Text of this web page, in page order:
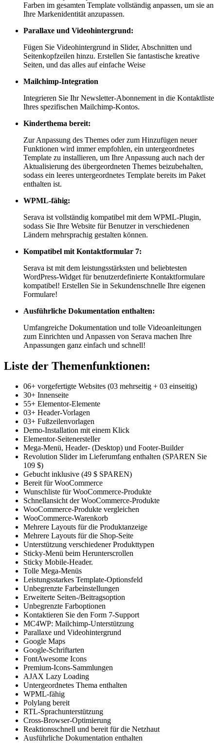
Farben im gesamten Template vollständig anpassen, um sie an
Ihre Markenidentität anzupassen.
Parallaxe und Videohintergrund:
Fügen Sie Videohintergrund in Slider, Abschnitten und
Seitenkopfzeilen hinzu. Erstellen Sie fantastische kreative
Seiten, und das alles auf einfache Weise
Mailchimp-Integration
Integrieren Sie Ihr Newsletter-Abonnement in die Kontaktliste
Ihres spezifischen Mailchimp-Kontos.
Kinderthema bereit:
Zur Anpassung des Themes oder zum Hinzufügen neuer
Funktionen wird immer empfohlen, ein untergeordnetes
Template zu installieren, um Ihre Anpassung auch nach der
Aktualisierung des übergeordneten Themes beizubehalten,
sodass ein leeres untergeordnetes Template bereits im Paket
enthalten ist.
WPML-fähig:
Serava ist vollständig kompatibel mit dem WPML-Plugin,
sodass Sie Ihre Website für Benutzer in verschiedenen
Ländern mehrsprachig gestalten können.
Kompatibel mit Kontaktformular 7:
Serava ist mit dem leistungsstärksten und beliebtesten
WordPress-Widget für benutzerdefinierte Kontaktformulare
kompatibel! Erstellen Sie in Sekundenschnelle Ihre eigenen
Formulare!
Ausführliche Dokumentation enthalten:
Umfangreiche Dokumentation und tolle Videoanleitungen
zum Einrichten und Anpassen von Serava machen Ihre
Anpassungen ganz einfach und schnell!
Liste der Themenfunktionen:
06+ vorgefertigte Websites (03 mehrseitig + 03 einseitig)
30+ Innenseite
55+ Elementor-Elemente
03+ Header-Vorlagen
03+ Fußzeilenvorlagen
Demo-Installation mit einem Klick
Elementor-Seitenersteller
Mega-Menü, Header- (Desktop) und Footer-Builder
Revolution Slider im Lieferumfang enthalten (SPAREN Sie
109 $)
Gebucht inklusive (49 $ SPAREN)
Bereit für WooCommerce
Wunschliste für WooCommerce-Produkte
Schnellansicht der WooCommerce-Produkte
WooCommerce-Produkte vergleichen
WooCommerce-Warenkorb
Mehrere Layouts für die Produktanzeige
Mehrere Layouts für die Shop-Seite
Unterstützung verschiedener Produkttypen
Sticky-Menü beim Herunterscrollen
Sticky Mobile-Header.
Tolle Mega-Menüs
Leistungsstarkes Template-Optionsfeld
Unbegrenzte Farbeinstellungen
Erweiterte Seiten-/Beitragsoption
Unbegrenzte Farboptionen
Kontaktieren Sie den Form 7-Support
MC4WP: Mailchimp-Unterstützung
Parallaxe und Videohintergrund
Google Maps
Google-Schriftarten
FontAwesome Icons
Premium-Icons-Sammlungen
AJAX Lazy Loading
Untergeordnetes Thema enthalten
WPML-fähig
Polylang bereit
RTL-Sprachunterstützung
Cross-Browser-Optimierung
Reaktionsschnell und bereit für die Netzhaut
Ausführliche Dokumentation enthalten